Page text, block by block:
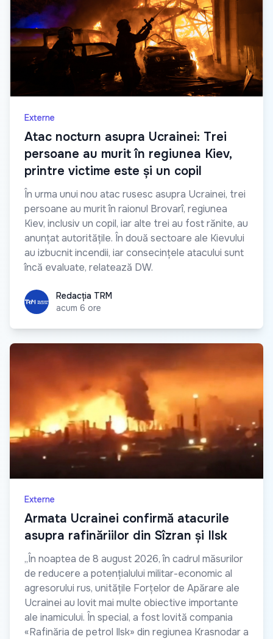
Externe
Atac nocturn asupra Ucrainei: Trei
persoane au murit în regiunea Kiev,
printre victime este și un copil
În urma unui nou atac rusesc asupra Ucrainei, trei
persoane au murit în raionul Brovarî, regiunea
Kiev, inclusiv un copil, iar alte trei au fost rănite, au
anunțat autoritățile. În două sectoare ale Kievului
au izbucnit incendii, iar consecințele atacului sunt
încă evaluate, relatează DW.
Redacția TRM
Redacția TRM
acum 6 ore
Externe
Armata Ucrainei confirmă atacurile
asupra rafinăriilor din Sîzran și Ilsk
„În noaptea de 8 august 2026, în cadrul măsurilor
de reducere a potențialului militar-economic al
agresorului rus, unitățile Forțelor de Apărare ale
Ucrainei au lovit mai multe obiective importante
ale inamicului. În special, a fost lovită compania
«Rafinăria de petrol Ilsk» din regiunea Krasnodar a